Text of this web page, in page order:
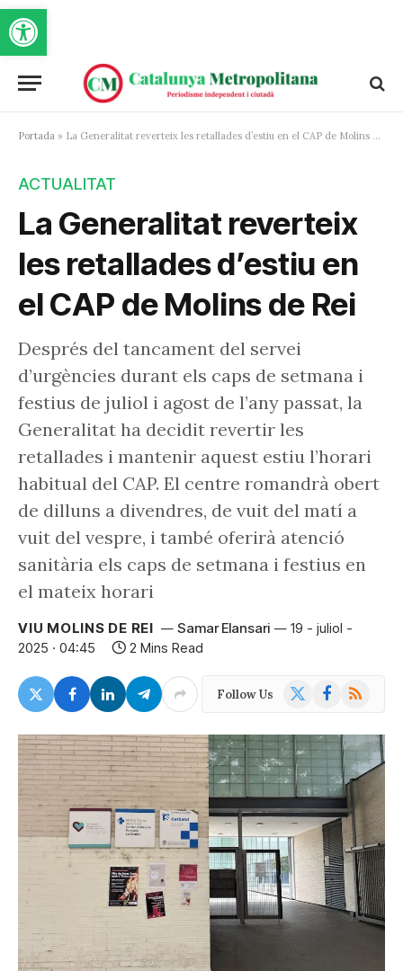
Obre la barra d'eines
Portada » La Generalitat reverteix les retallades d’estiu en el CAP de Molins de Rei
ACTUALITAT
La Generalitat reverteix
les retallades d’estiu en
el CAP de Molins de Rei
Després del tancament del servei
d’urgències durant els caps de setmana i
festius de juliol i agost de l’any passat, la
Generalitat ha decidit revertir les
retallades i mantenir aquest estiu l’horari
habitual del CAP. El centre romandrà obert
de dilluns a divendres, de vuit del matí a
vuit del vespre, i també oferirà atenció
sanitària els caps de setmana i festius en
el mateix horari
VIU MOLINS DE REI Samar Elansari
19 - juliol -
2025 · 04:45
2 Mins Read
Follow Us Facebook
RSS